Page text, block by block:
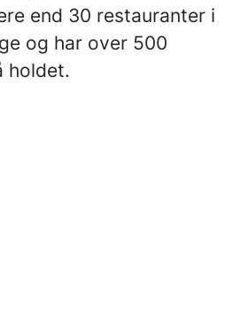
end 30 restauranter i
og har over 500
holdet.